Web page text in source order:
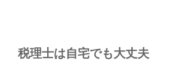
税理士は自宅でも大丈夫